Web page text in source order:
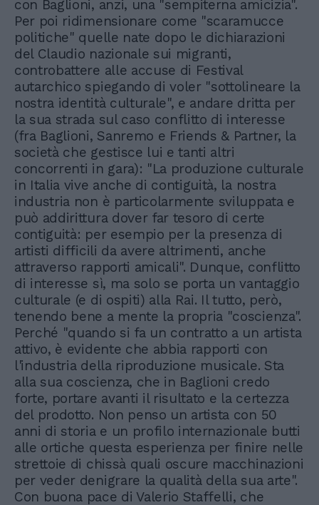
con Baglioni, anzi, una "sempiterna amicizia".
Per poi ridimensionare come "scaramucce
politiche" quelle nate dopo le dichiarazioni
del Claudio nazionale sui migranti,
controbattere alle accuse di Festival
autarchico spiegando di voler "sottolineare la
nostra identità culturale", e andare dritta per
la sua strada sul caso conflitto di interesse
(fra Baglioni, Sanremo e Friends & Partner, la
società che gestisce lui e tanti altri
concorrenti in gara): "La produzione culturale
in Italia vive anche di contiguità, la nostra
industria non è particolarmente sviluppata e
può addirittura dover far tesoro di certe
contiguità: per esempio per la presenza di
artisti difficili da avere altrimenti, anche
attraverso rapporti amicali". Dunque, conflitto
di interesse sì, ma solo se porta un vantaggio
culturale (e di ospiti) alla Rai. Il tutto, però,
tenendo bene a mente la propria "coscienza".
Perché "quando si fa un contratto a un artista
attivo, è evidente che abbia rapporti con
l'industria della riproduzione musicale. Sta
alla sua coscienza, che in Baglioni credo
forte, portare avanti il risultato e la certezza
del prodotto. Non penso un artista con 50
anni di storia e un profilo internazionale butti
alle ortiche questa esperienza per finire nelle
strettoie di chissà quali oscure macchinazioni
per veder denigrare la qualità della sua arte".
Con buona pace di Valerio Staffelli, che